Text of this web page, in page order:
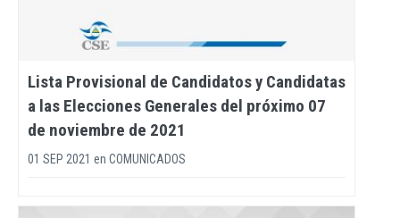
Lista Provisional de Candidatos y Candidatas
a las Elecciones Generales del próximo 07
de noviembre de 2021
01 SEP 2021 en COMUNICADOS